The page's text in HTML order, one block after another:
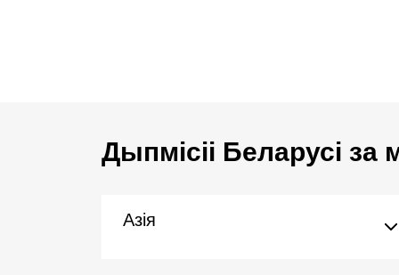
Дыпмісіі Беларусі за
Азія